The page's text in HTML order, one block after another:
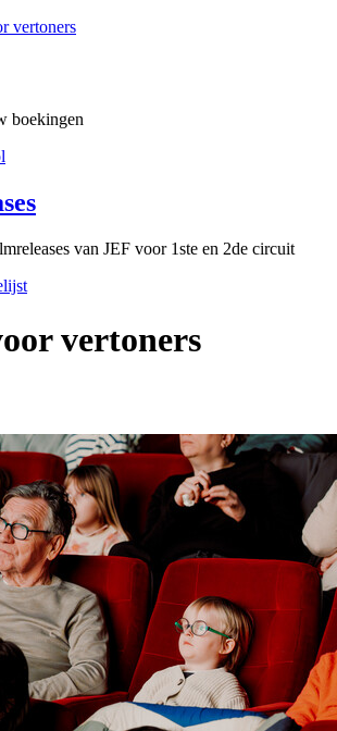
vertoners
boekingen
van JEF voor 1ste en 2de circuit
vertoners